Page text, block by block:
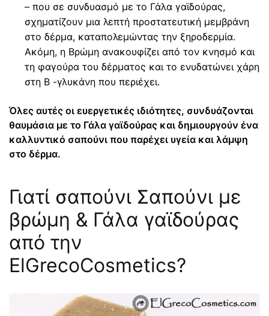
– που σε συνδυασμό με το Γάλα γαϊδούρας,
σχηματίζουν μια λεπτή προστατευτική μεμβράνη
στο δέρμα, καταπολεμώντας την ξηροδερμία.
Ακόμη, η Βρώμη ανακουφίζει από τον κνησμό και
τη φαγούρα του δέρματος και το ενυδατώνει χάρη
στη Β -γλυκάνη που περιέχει.
Όλες αυτές οι ευεργετικές ιδιότητες, συνδυάζονται
θαυμάσια με το Γάλα γαϊδούρας και δημιουργούν ένα
καλλυντικό σαπούνι που παρέχει υγεία και λάμψη
στο δέρμα.
Γιατί σαπούνι Σαπούνι με
βρώμη & Γάλα γαϊδούρας
από την
ElGrecoCosmetics?